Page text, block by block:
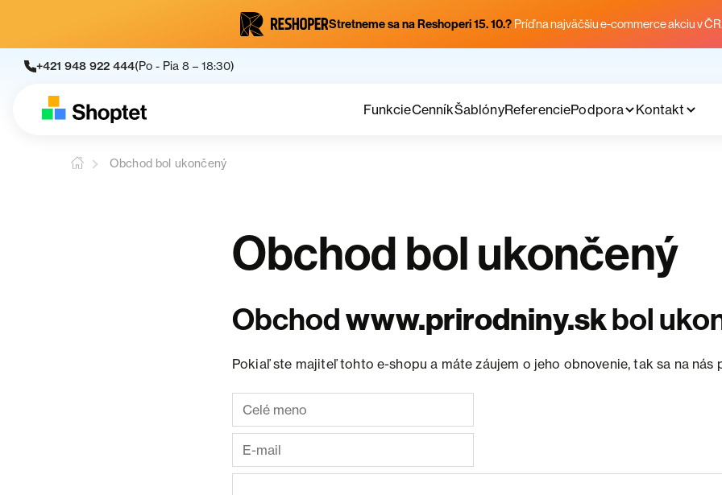
Stretneme sa na Reshoperi 15. 10.? Príď na najväčšiu e-commerce akciu v ČR.
+421 948 922 444(Po - Pia 8 – 18:30)
FunkcieCenníkŠablónyReferenciePodpora Kontakt
Obchod bol ukončený
Obchod bol ukončený
Obchodwww.prirodniny.skbol
Pokiaľ ste majiteľ tohto e-shopu a máte záujem o jeho obnovenie, tak sa na nás